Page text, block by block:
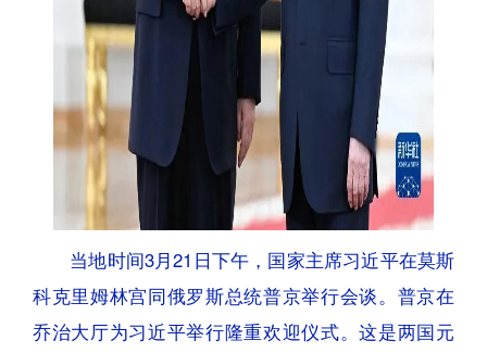
当地时间3月21日下午，国家主席习近平在莫斯
科克里姆林宫同俄罗斯总统普京举行会谈。普京在
乔治大厅为习近平举行隆重欢迎仪式。这是两国元